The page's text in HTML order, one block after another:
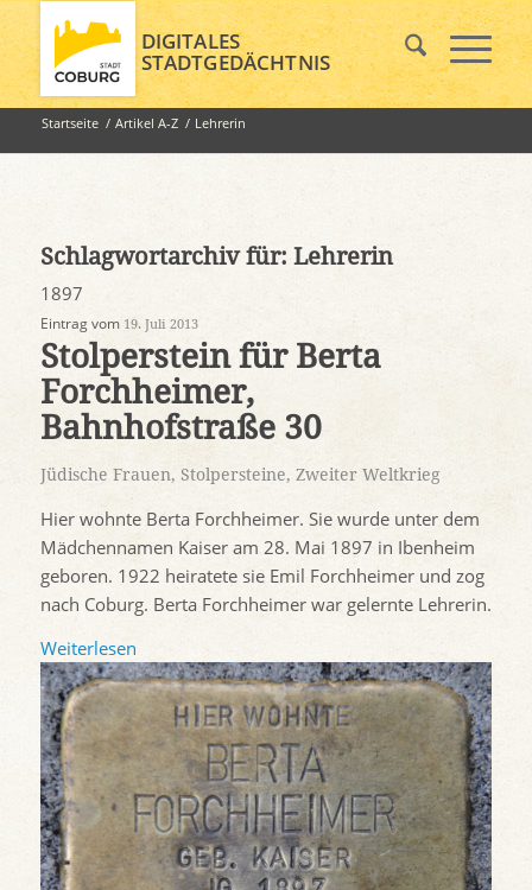
DIGITALES
STADTGEDÄCHTNIS
Startseite / Artikel A-Z / Lehrerin
Schlagwortarchiv für: Lehrerin
1897
Eintrag vom 19. Juli 2013
Stolperstein für Berta
Forchheimer,
Bahnhofstraße 30
Jüdische Frauen, Stolpersteine, Zweiter Weltkrieg
Hier wohnte Berta Forchheimer. Sie wurde unter dem
Mädchennamen Kaiser am 28. Mai 1897 in Ibenheim
geboren. 1922 heiratete sie Emil Forchheimer und zog
nach Coburg. Berta Forchheimer war gelernte Lehrerin.
Weiterlesen